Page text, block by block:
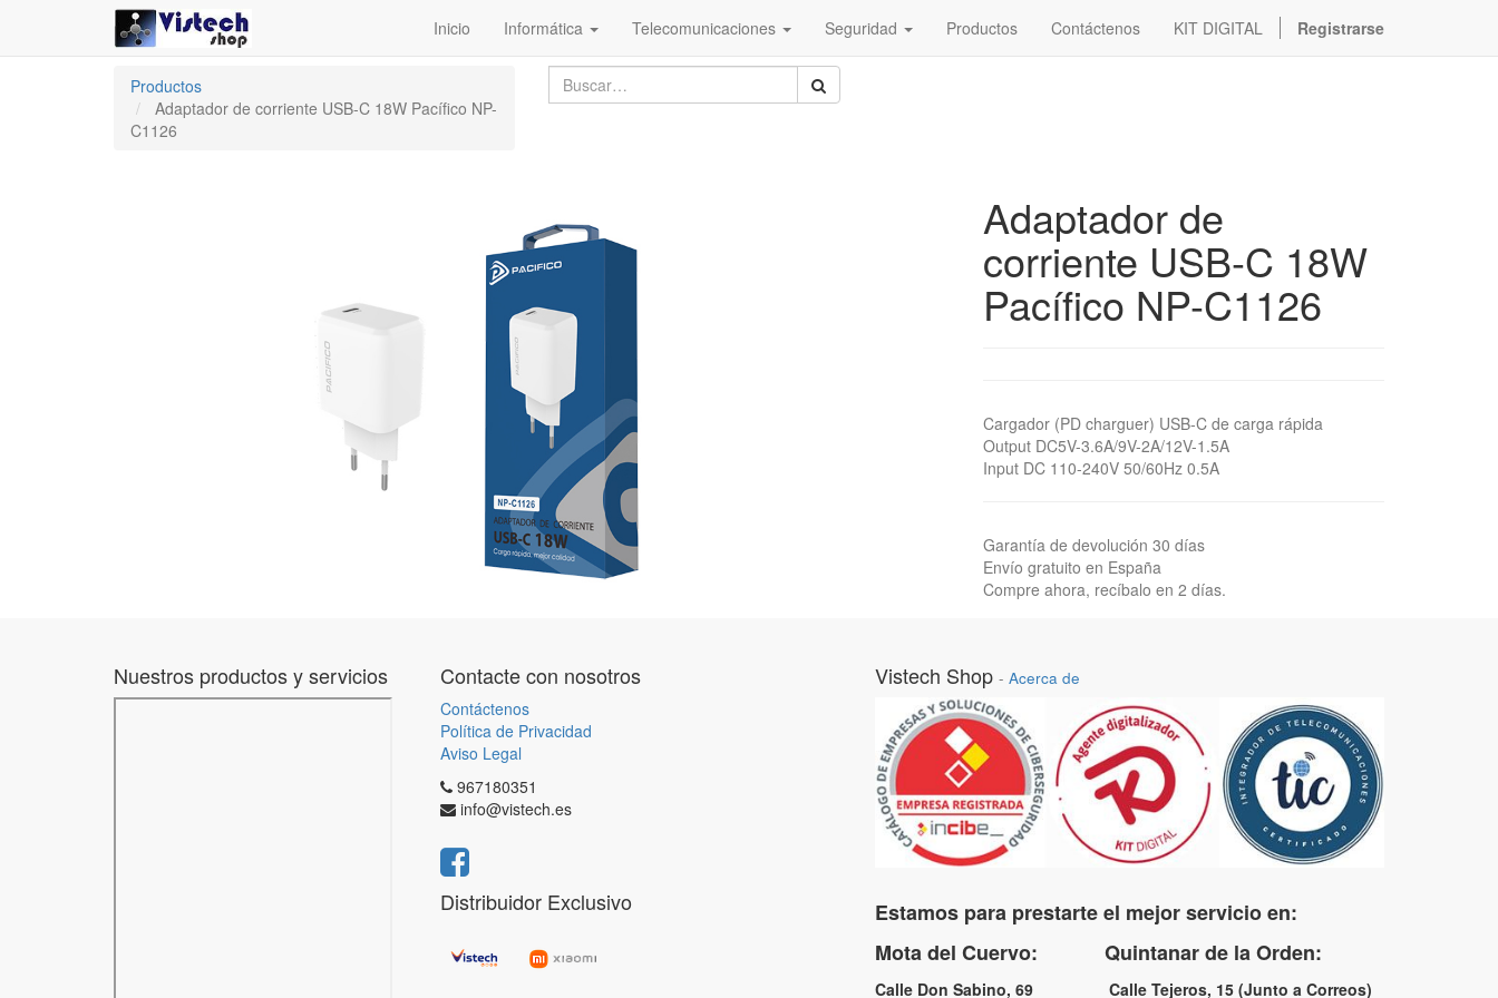
Inicio Informática Telecomunicaciones Seguridad Productos Contáctenos KIT DIGITAL Registrarse
Productos
Adaptador de corriente USB-C 18W Pacífico NP-
C1126
Adaptador de
corriente USB-C 18W
Pacífico NP-C1126
Cargador (PD charguer) USB-C de carga rápida
Output DC5V-3.6A/9V-2A/12V-1.5A
Input DC 110-240V 50/60Hz 0.5A
Garantía de devolución 30 días
Envío gratuito en España
Compre ahora, recíbalo en 2 días.
Nuestros productos y servicios Contacte con nosotros
Contáctenos
Política de Privacidad
Aviso Legal
967180351
info@vistech.es
Distribuidor Exclusivo
Vistech Shop - Acerca de
Estamos para prestarte el mejor servicio en:
Mota del Cuervo: Quintanar de la Orden:
Calle Don Sabino, 69 Calle Tejeros, 15 (Junto a Correos)